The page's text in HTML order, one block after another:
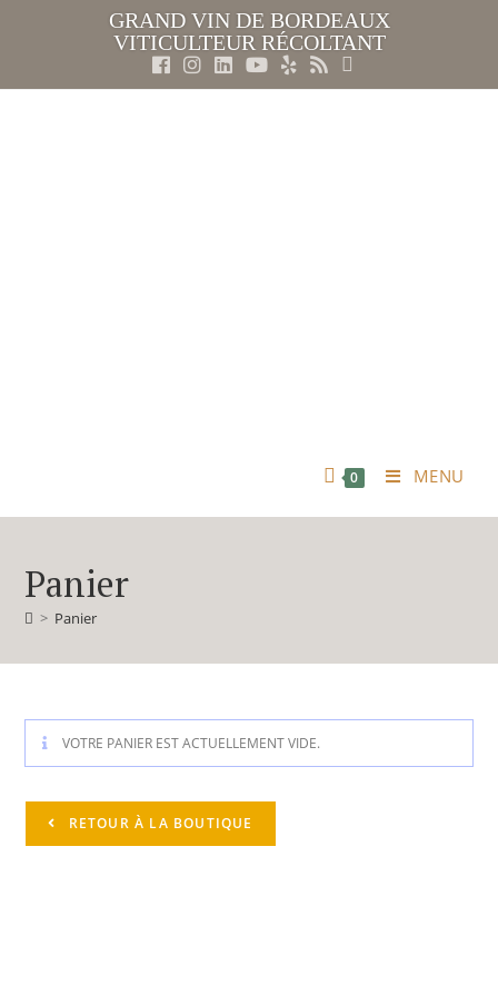
GRAND VIN DE BORDEAUX
VITICULTEUR RÉCOLTANT
0 MENU
Panier
> Panier
VOTRE PANIER EST ACTUELLEMENT VIDE.
RETOUR À LA BOUTIQUE